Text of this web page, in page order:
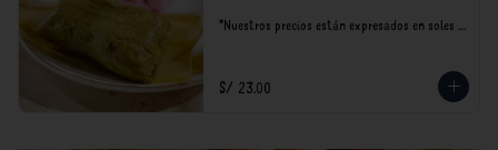
*Nuestros precios están expresados en soles e
S/ 23.00